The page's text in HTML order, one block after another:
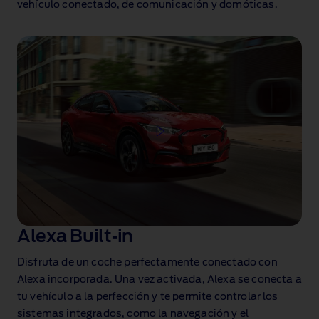
vehículo conectado, de comunicación y domóticas .
Alexa Built‑in
Disfruta de un coche perfectamente conectado con
Alexa incorporada. Una vez activada, Alexa se conecta a
tu vehículo a la perfección y te permite controlar los
sistemas integrados, como la navegación y el